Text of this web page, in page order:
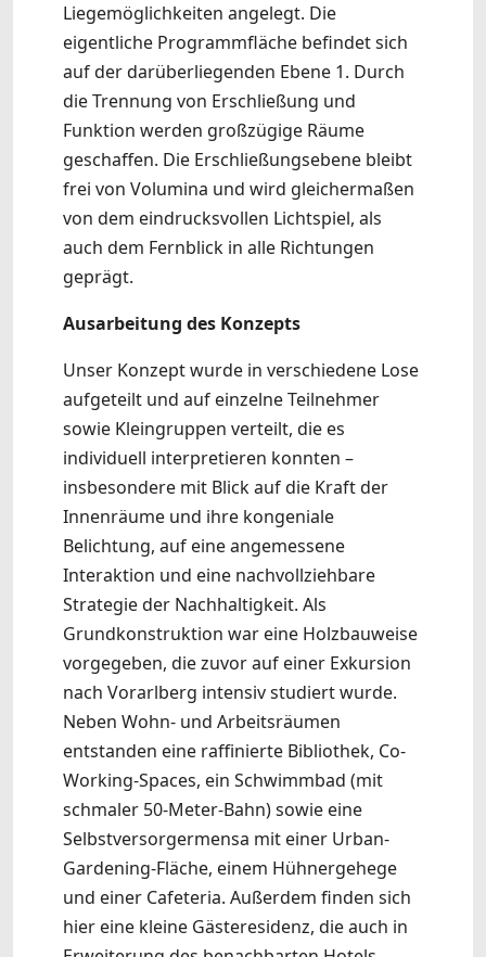
Liegemöglichkeiten angelegt. Die
eigentliche Programmfläche befindet sich
auf der darüberliegenden Ebene 1. Durch
die Trennung von Erschließung und
Funktion werden großzügige Räume
geschaffen. Die Erschließungsebene bleibt
frei von Volumina und wird gleichermaßen
von dem eindrucksvollen Lichtspiel, als
auch dem Fernblick in alle Richtungen
geprägt.
Ausarbeitung des Konzepts
Unser Konzept wurde in verschiedene Lose
aufgeteilt und auf einzelne Teilnehmer
sowie Kleingruppen verteilt, die es
individuell interpretieren konnten –
insbesondere mit Blick auf die Kraft der
Innenräume und ihre kongeniale
Belichtung, auf eine angemessene
Interaktion und eine nachvollziehbare
Strategie der Nachhaltigkeit. Als
Grundkonstruktion war eine Holzbauweise
vorgegeben, die zuvor auf einer Exkursion
nach Vorarlberg intensiv studiert wurde.
Neben Wohn- und Arbeitsräumen
entstanden eine raffinierte Bibliothek, Co-
Working-Spaces, ein Schwimmbad (mit
schmaler 50-Meter-Bahn) sowie eine
Selbstversorgermensa mit einer Urban-
Gardening-Fläche, einem Hühnergehege
und einer Cafeteria. Außerdem finden sich
hier eine kleine Gästeresidenz, die auch in